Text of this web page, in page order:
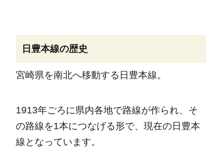
日豊本線の歴史
宮崎県を南北へ移動する日豊本線。
1913年ごろに県内各地で路線が作られ、そ
の路線を1本につなげる形で、現在の日豊本
線となっています。